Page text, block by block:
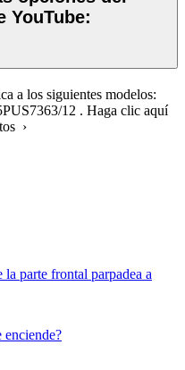
YouTube:
a los siguientes modelos:
12 . Haga clic aquí
›
parte frontal parpadea a
enciende?